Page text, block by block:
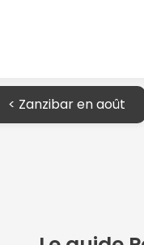
< Zanzibar en août